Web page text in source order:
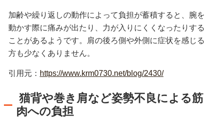
加齢や繰り返しの動作によって負担が蓄積すると、腕を
動かす際に痛みが出たり、力が入りにくくなったりする
ことがあるようです。肩の後ろ側や外側に症状を感じる
方も少なくありません。
引用元： https://www.krm0730.net/blog/2430/
猫背や巻き肩など姿勢不良による筋
肉への負担